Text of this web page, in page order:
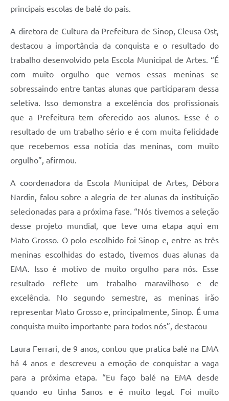
principais escolas de balé do país.
A diretora de Cultura da Prefeitura de Sinop, Cleusa Ost,
destacou a importância da conquista e o resultado do
trabalho desenvolvido pela Escola Municipal de Artes. “É
com muito orgulho que vemos essas meninas se
sobressaindo entre tantas alunas que participaram dessa
seletiva. Isso demonstra a excelência dos profissionais
que a Prefeitura tem oferecido aos alunos. Esse é o
resultado de um trabalho sério e é com muita felicidade
que recebemos essa notícia das meninas, com muito
orgulho”, afirmou.
A coordenadora da Escola Municipal de Artes, Débora
Nardin, falou sobre a alegria de ter alunas da instituição
selecionadas para a próxima fase. “Nós tivemos a seleção
desse projeto mundial, que teve uma etapa aqui em
Mato Grosso. O polo escolhido foi Sinop e, entre as três
meninas escolhidas do estado, tivemos duas alunas da
EMA. Isso é motivo de muito orgulho para nós. Esse
resultado reflete um trabalho maravilhoso e de
excelência. No segundo semestre, as meninas irão
representar Mato Grosso e, principalmente, Sinop. É uma
conquista muito importante para todos nós”, destacou
Laura Ferrari, de 9 anos, contou que pratica balé na EMA
há 4 anos e descreveu a emoção de conquistar a vaga
para a próxima etapa. “Eu faço balé na EMA desde
quando eu tinha 5anos e é muito legal. Foi muito